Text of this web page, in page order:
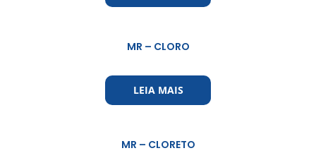
MR – CLORO
LEIA MAIS
MR – CLORETO